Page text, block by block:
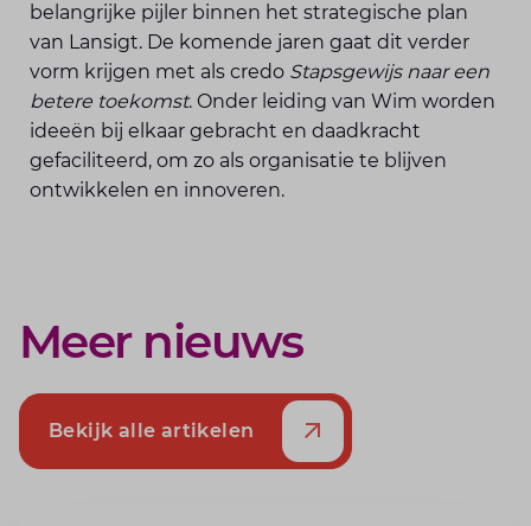
belangrijke pijler binnen het strategische plan
van Lansigt. De komende jaren gaat dit verder
vorm krijgen met als credo Stapsgewijs naar een
betere toekomst. Onder leiding van Wim worden
ideeën bij elkaar gebracht en daadkracht
gefaciliteerd, om zo als organisatie te blijven
ontwikkelen en innoveren.
Meer nieuws
Bekijk alle artikelen